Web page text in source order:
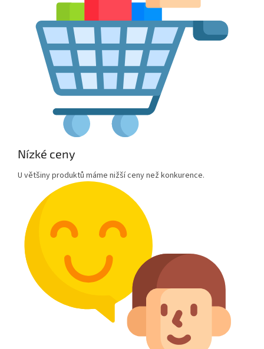
Nízké ceny
U většiny produktů máme nižší ceny než konkurence.